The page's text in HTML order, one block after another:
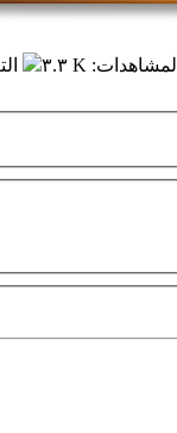
المشاهدات: ٣.٣ K